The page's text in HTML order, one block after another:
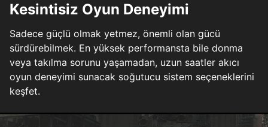
Kesintisiz Oyun Deneyimi
Sadece güçlü olmak yetmez, önemli olan gücü
sürdürebilmek. En yüksek performansta bile donma
veya takılma sorunu yaşamadan, uzun saatler akıcı
oyun deneyimi sunacak soğutucu sistem seçeneklerini
keşfet.